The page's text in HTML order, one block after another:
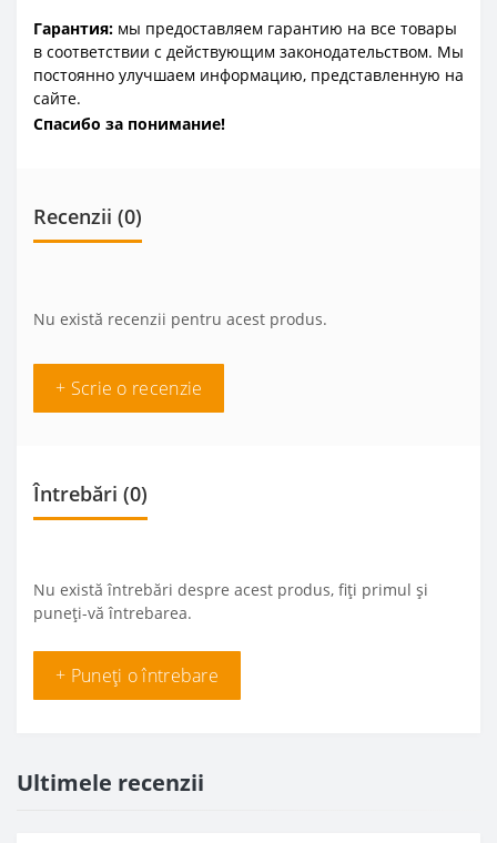
Гарантия: мы предоставляем гарантию на все товары
в соответствии с действующим законодательством. Мы
постоянно улучшаем информацию, представленную на
сайте.
Спасибо за понимание!
Recenzii (0)
Nu există recenzii pentru acest produs.
+ Scrie o recenzie
Întrebări (0)
Nu există întrebări despre acest produs, fiți primul și
puneți-vă întrebarea.
+ Puneți o întrebare
Ultimele recenzii